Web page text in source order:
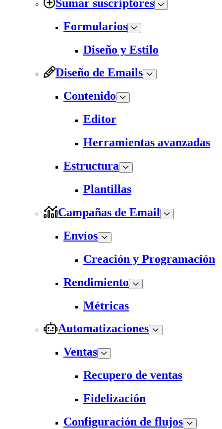
Sumar suscriptores
Formularios
Diseño y Estilo
Diseño de Emails
Contenido
Editor
Herramientas avanzadas
Estructura
Plantillas
Campañas de Email
Envíos
Creación y Programación
Rendimiento
Métricas
Automatizaciones
Ventas
Recupero de ventas
Fidelización
Configuración de flujos